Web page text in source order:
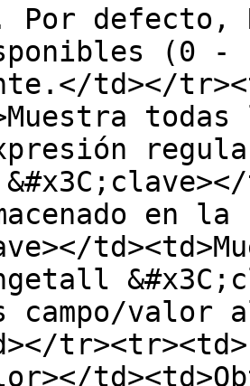
defecto,
(0
td></
en
campo/valor